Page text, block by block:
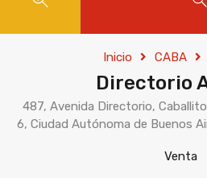
Inicio CABA
Directorio
487, Avenida Directorio,
6, Ciudad Autónoma de Buenos
Venta